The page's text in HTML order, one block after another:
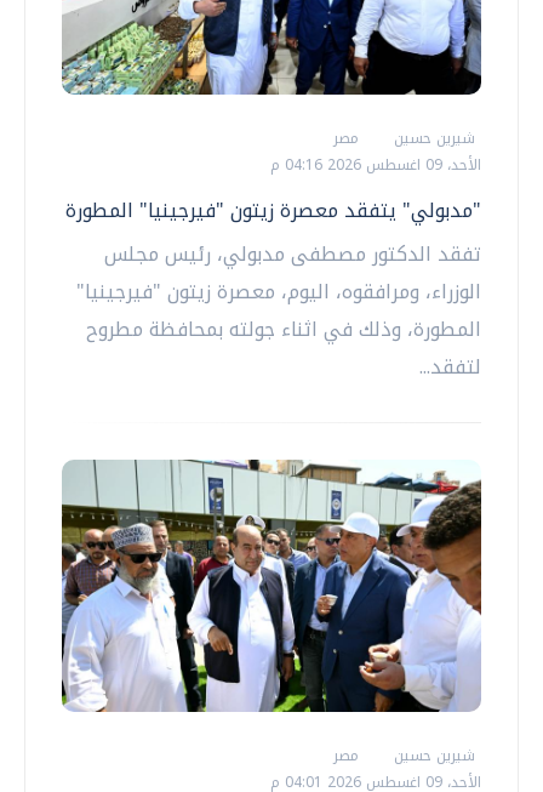
شيرين حسين
مصر
الأحد، 09 اغسطس 2026 04:16 م
"مدبولي" يتفقد معصرة زيتون "فيرجينيا" المطورة
تفقد الدكتور مصطفى مدبولي، رئيس مجلس
الوزراء، ومرافقوه، اليوم، معصرة زيتون "فيرجينيا"
المطورة، وذلك في اثناء جولته بمحافظة مطروح
لتفقد...
شيرين حسين
مصر
الأحد، 09 اغسطس 2026 04:01 م